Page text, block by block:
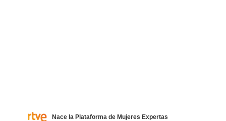
Nace la Plataforma de Mujeres Expertas